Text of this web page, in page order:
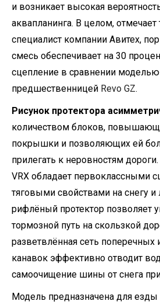
и возникает высокая
аквапланинга. В целом, отмечает
специалист компании Авитех,
смесь обеспечивает на 30
сцепление в сравнении
предшественницей Revo GZ.
Рисунок протектора
количеством блоков,
покрышки и позволяющих ей
прилегать к неровностям
VRX обладает первоклассными
тяговыми свойствами на снегу и
рифлёный протектор позволяет
тормозной путь на скользкой
разветвлённая сеть поперечных
канавок эффективно отводит
самоочищение шины от снега
Модель предназначена для езды